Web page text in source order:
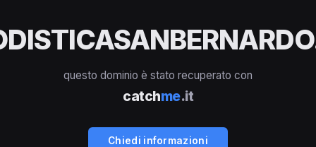
questo dominio è stato recuperato con
catchme.it
Chiedi informazioni